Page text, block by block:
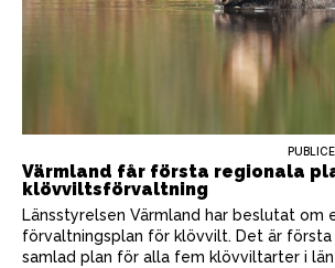
Värmland får första regionala
klövviltsförvaltning
Länsstyrelsen Värmland har beslutat om
förvaltningsplan för klövvilt. Det är första
samlad plan för alla fem klövviltarter i